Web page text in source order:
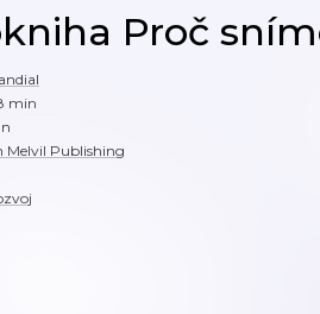
Proč
min
Melvil Publishing